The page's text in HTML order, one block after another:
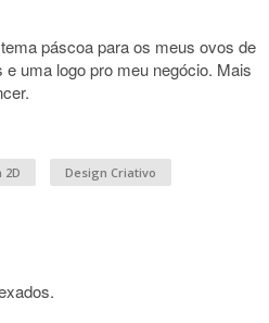
páscoa para os meus ovos de
uma logo pro meu negócio. Mais
2D
Design Criativo